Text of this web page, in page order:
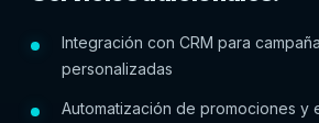
Integración con CRM para
personalizadas
Automatización de promociones y